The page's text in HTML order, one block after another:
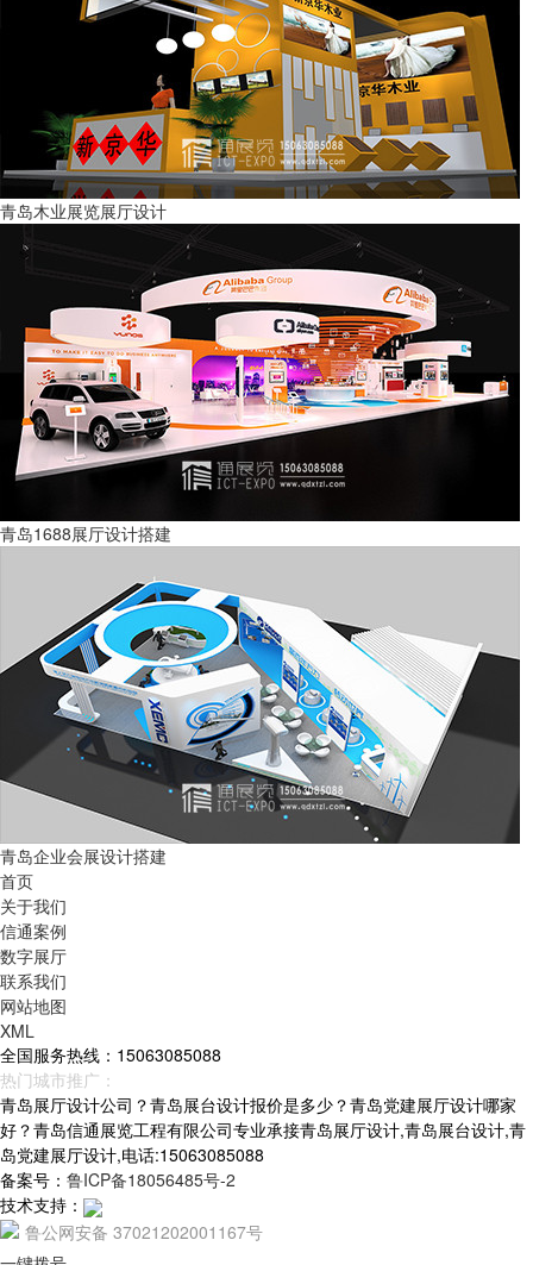
青岛木业展览展厅设计
青岛1688展厅设计搭建
青岛企业会展设计搭建
首页
关于我们
信通案例
数字展厅
联系我们
网站地图
XML
全国服务热线：15063085088
热门城市推广：
青岛展厅设计公司？青岛展台设计报价是多少？青岛党建展厅设计哪家
好？青岛信通展览工程有限公司专业承接青岛展厅设计,青岛展台设计,青
岛党建展厅设计,电话:15063085088
备案号： 鲁ICP备18056485号-2
技术支持：
鲁公网安备 37021202001167号